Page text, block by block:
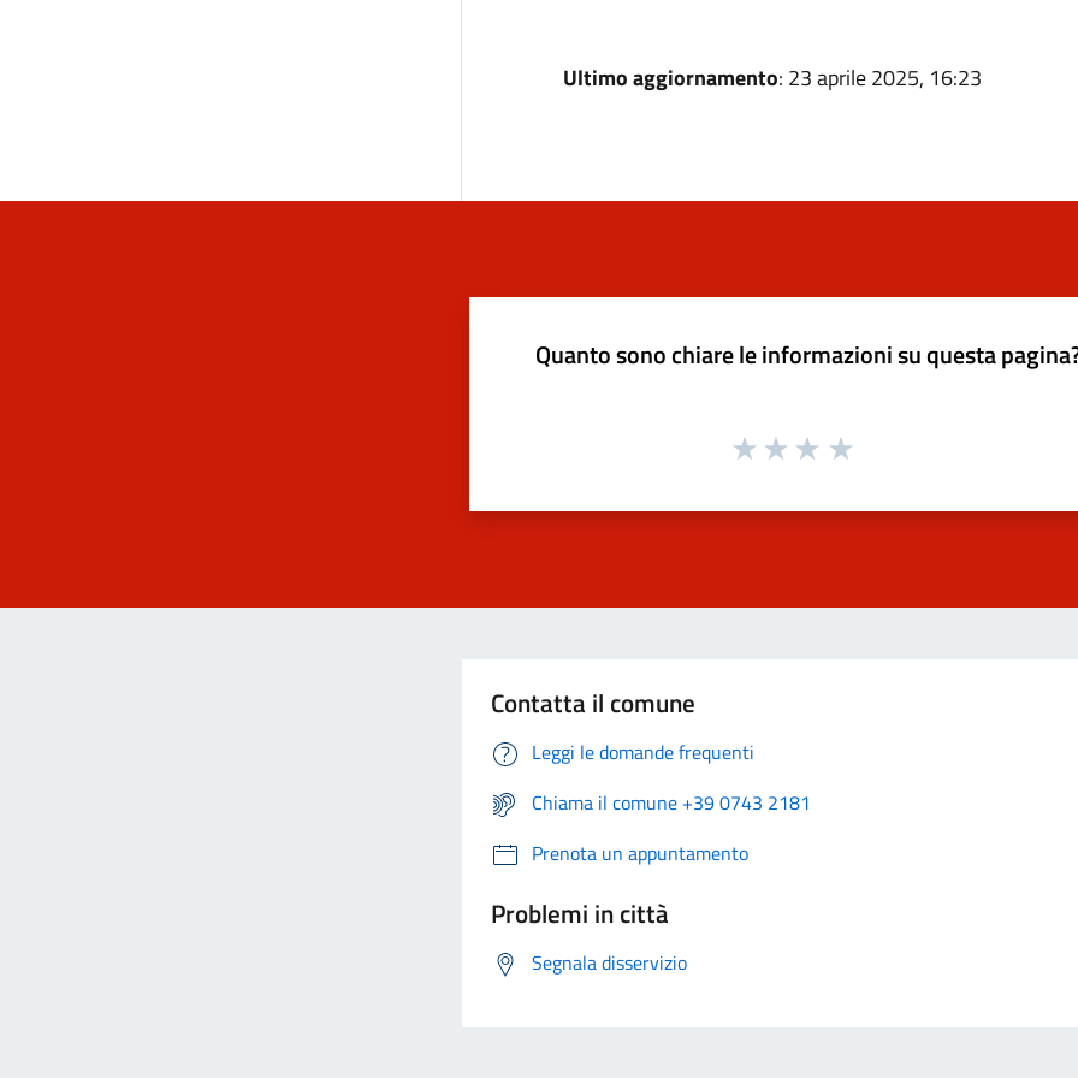
Ultimo aggiornamento: 23 aprile 2025, 16:23
Quanto sono chiare le informazioni su questa
Contatta il comune
Leggi le domande frequenti
Chiama il comune +39 0743 2181
Prenota un appuntamento
Problemi in città
Segnala disservizio